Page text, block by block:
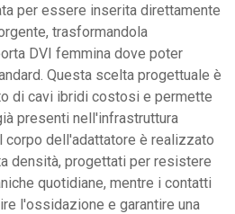
per essere inserita direttamente
trasformandola
DVI femmina dove poter
Questa scelta progettuale è
di cavi ibridi costosi e permette
presenti nell'infrastruttura
corpo dell'adattatore è realizzato
densità, progettati per resistere
quotidiane, mentre i contatti
l'ossidazione e garantire una